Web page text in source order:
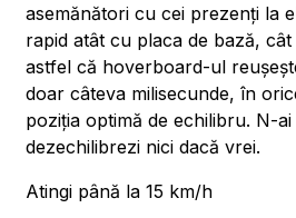
asemănători cu cei prezenți la
rapid atât cu placa de bază,
astfel că hoverboard-ul
doar câteva milisecunde, în
poziția optimă de echilibru. N-
dezechilibrezi nici dacă vrei.
Atingi până la 15 km/h